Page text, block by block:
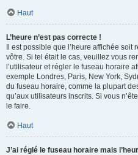
Haut
L’heure n’est pas correcte !
Il est possible que l’heure affichée
vôtre. Si tel était le cas, veuillez vous
l’utilisateur et régler le fuseau horaire
exemple Londres, Paris, New York,
du fuseau horaire, comme la plupart
qu’aux utilisateurs inscrits. Si vous
le faire.
Haut
J’ai réglé le fuseau horaire mais